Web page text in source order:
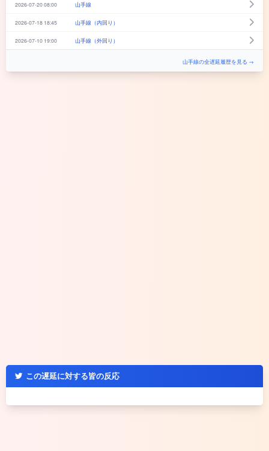
2026-07-20 08:00 山手線
2026-07-18 18:45 山手線（内回り）
2026-07-10 19:00 山手線（外回り）
山手線の全遅延履歴を見る →
この遅延に対する皆の反応